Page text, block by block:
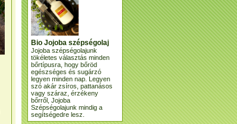
Bio Jojoba szépségolaj
Jojoba szépségolajunk
tökéletes választás minden
bőrtípusra, hogy bőröd
egészséges és sugárzó
legyen minden nap. Legyen
szó akár zsíros, pattanásos
vagy száraz, érzékeny
bőrről, Jojoba
Szépségolajunk mindig a
segítségedre lesz.